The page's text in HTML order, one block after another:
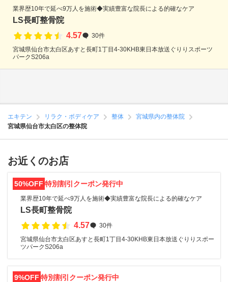
業界歴10年で延べ9万人を施術◆実績豊富な院長による的確なケア
LS長町整骨院
4.57
30件
宮城県仙台市太白区あすと長町1丁目4-30KHB東日本放送ぐりりスポーツ
パークS206a
エキテン リラク・ボディケア 整体
宮城県内の整体院
宮城県仙台市太白区の整体院
お近くのお店
50%OFF 特別割引クーポン発行中
業界歴10年で延べ9万人を施術◆実績豊富な院長による的確なケア
LS長町整骨院
4.57
30件
宮城県仙台市太白区あすと長町1丁目4-30KHB東日本放送ぐりりスポー
ツパークS206a
9%OFF 特別割引クーポン発行中